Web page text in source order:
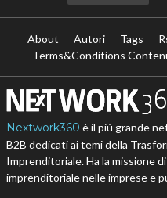
About Autori Tags
Terms&Conditions
Nextwork360 è il più grande
B2B dedicati ai temi della
Imprenditoriale. Ha la missione
imprenditoriale nelle imprese e